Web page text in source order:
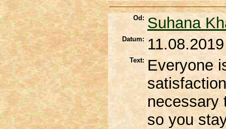
Od: Suhana
Datum: 11.08.2019
Text: Everyone
necessary
so you